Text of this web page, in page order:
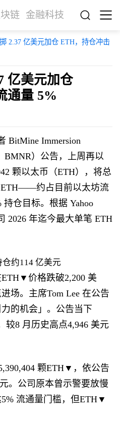
链 金融科技
2.37 亿美元加仓 ETH，持仓冲击
亿美元加仓
通量 5%
BitMine Immersion
BMNR）公告，上周再以
颗以太币（ETH），将总
ETH——约占目前以太坊流
仓目标。根据 Yahoo
2026 年迄今最大单笔 ETH
仓约114 亿美元
价格跌破2,200 美
场。主席Tom Lee 在公告
的机会」。公告当下
8 月历史高点4,946 美元
颗ETH▼，依公告
。公司原本曾示警要放慢
流通量门槛，但ETH▼